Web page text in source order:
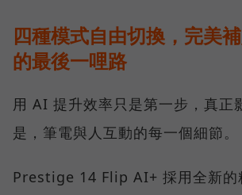
四種模式自由切換，完美
的最後一哩路
用 AI 提升效率只是第一步，真正
是，筆電與人互動的每一個細節。
Prestige 14 Flip AI+ 採用全新的